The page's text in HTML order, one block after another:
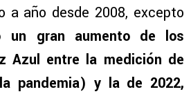
a año desde 2008, excepto
un gran aumento de los
Azul entre la medición de
pandemia) y la de 2022,